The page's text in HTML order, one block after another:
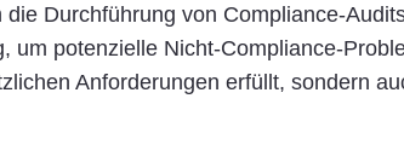
Durchführung von Compliance-
um potenzielle Nicht-Compliance-
Anforderungen erfüllt, sondern